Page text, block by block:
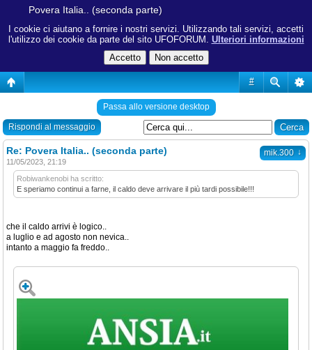
I cookie ci aiutano a fornire i nostri servizi. Utilizzando tali servizi, accetti
l'utilizzo dei cookie da parte del sito UFOFORUM. Ulteriori informazioni
#
Povera Italia.. (seconda parte)
Passa allo versione desktop
Rispondi al messaggio
mik.300 ↓
Re: Povera Italia.. (seconda parte)
11/05/2023, 21:19
Robiwankenobi ha scritto:
E speriamo continui a farne, il caldo deve arrivare il più tardi possibile!!!
che il caldo arrivi è logico..
a luglio e ad agosto non nevica..
intanto a maggio fa freddo..